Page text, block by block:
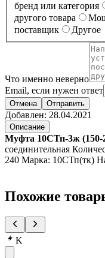
бренд или категория
другого товара
поставщик
Другое
Что именно неверно
Email, если нужен ответ
Отмена Отправить
Добавлен: 28.04.2021
Описание
Муфта 10СТп-3ж (150-
соединительная
240 Марка: 10СТп(тк)
Похожие
K